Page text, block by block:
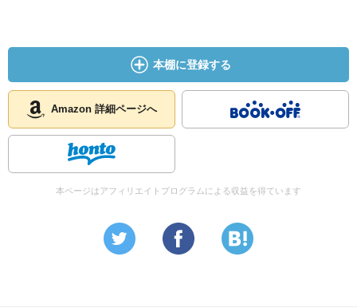
本棚に登録する
Amazon 詳細ページへ
本ページはアフィリエイトプログラムによる収益を得ています